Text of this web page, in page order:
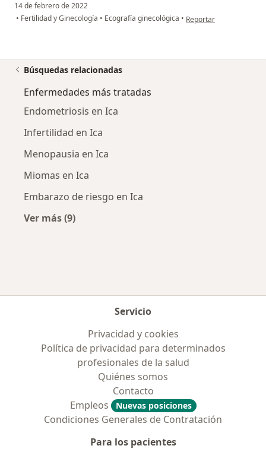
14 de febrero de 2022
• Fertilidad y Ginecología • Ecografía ginecológica • en opinión del usuario
Reportar
Búsquedas relacionadas
Enfermedades más tratadas
Endometriosis en Ica
Infertilidad en Ica
Menopausia en Ica
Miomas en Ica
Embarazo de riesgo en Ica
Ver más (9)
Servicio
Privacidad y cookies
Política de privacidad para determinados
profesionales de la salud
Quiénes somos
Contacto
Empleos
Nuevas posiciones
Condiciones Generales de Contratación
Para los pacientes